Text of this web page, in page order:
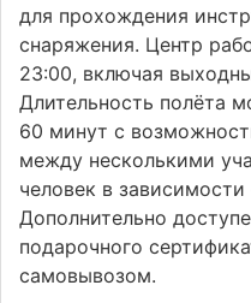
для прохождения
снаряжения. Центр
23:00, включая
Длительность полёта
60 минут с
между несколькими
человек в
Дополнительно
подарочного
самовывозом.